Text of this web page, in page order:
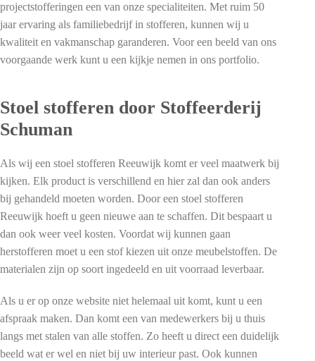
projectstofferingen een van onze specialiteiten. Met ruim 50
jaar ervaring als familiebedrijf in stofferen, kunnen wij u
kwaliteit en vakmanschap garanderen. Voor een beeld van ons
voorgaande werk kunt u een kijkje nemen in ons portfolio.
Stoel stofferen door Stoffeerderij
Schuman
Als wij een stoel stofferen Reeuwijk komt er veel maatwerk bij
kijken. Elk product is verschillend en hier zal dan ook anders
bij gehandeld moeten worden. Door een stoel stofferen
Reeuwijk hoeft u geen nieuwe aan te schaffen. Dit bespaart u
dan ook weer veel kosten. Voordat wij kunnen gaan
herstofferen moet u een stof kiezen uit onze meubelstoffen. De
materialen zijn op soort ingedeeld en uit voorraad leverbaar.
Als u er op onze website niet helemaal uit komt, kunt u een
afspraak maken. Dan komt een van medewerkers bij u thuis
langs met stalen van alle stoffen. Zo heeft u direct een duidelijk
beeld wat er wel en niet bij uw interieur past. Ook kunnen